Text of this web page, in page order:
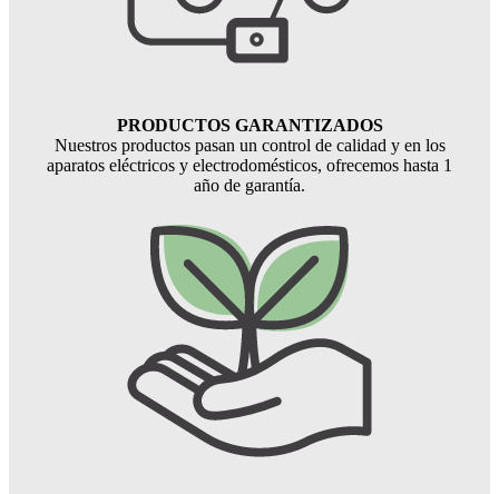
PRODUCTOS GARANTIZADOS
Nuestros productos pasan un control de calidad y en los
aparatos eléctricos y electrodomésticos, ofrecemos hasta 1
año de garantía.